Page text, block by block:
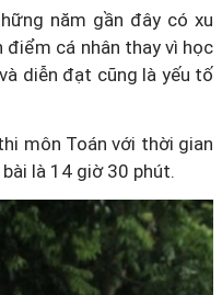
năm gần đây có xu
cá nhân thay vì học
diễn đạt cũng là yếu tố
môn Toán với thời gian
là 14 giờ 30 phút.
hậu xuất khẩu lao
để trở về" và bài toán
cho lao động nữ